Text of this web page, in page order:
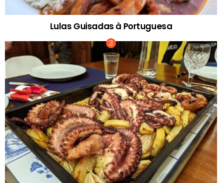
Lulas Guisadas à Portuguesa